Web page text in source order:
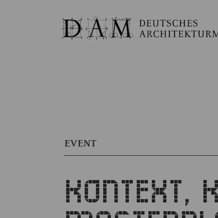
EVENT
KONTEXT,